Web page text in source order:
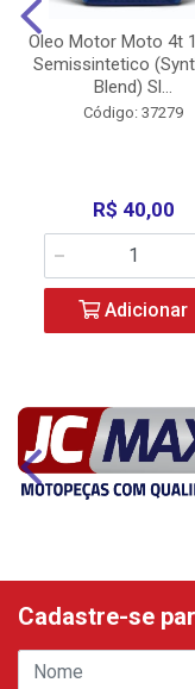
Oleo Motor Moto 4t
Semissintetico
Blend) Sl...
Código: 37279
R$ 40,00
Adicionar
Cadastre-se